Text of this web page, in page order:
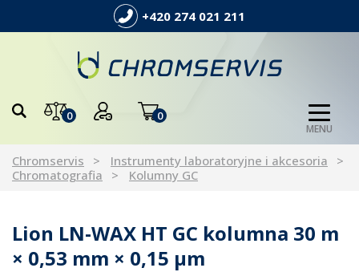
+420 274 021 211
0 0
MENU
Chromservis
Instrumenty laboratoryjne i akcesoria
Chromatografia
Kolumny GC
Lion LN-WAX HT GC kolumna 30 m
× 0,53 mm × 0,15 µm